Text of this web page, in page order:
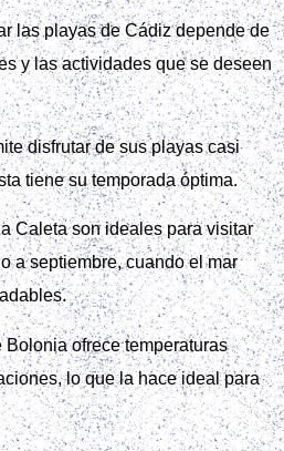
las playas de Cádiz depende de
y las actividades que se deseen
disfrutar de sus playas casi
tiene su temporada óptima.
Caleta son ideales para visitar
a septiembre, cuando el mar
ofrece temperaturas
lo que la hace ideal para